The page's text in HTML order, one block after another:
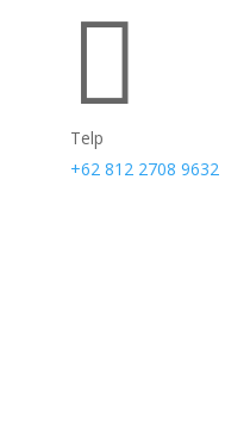

Telp
+62 812 2708 9632